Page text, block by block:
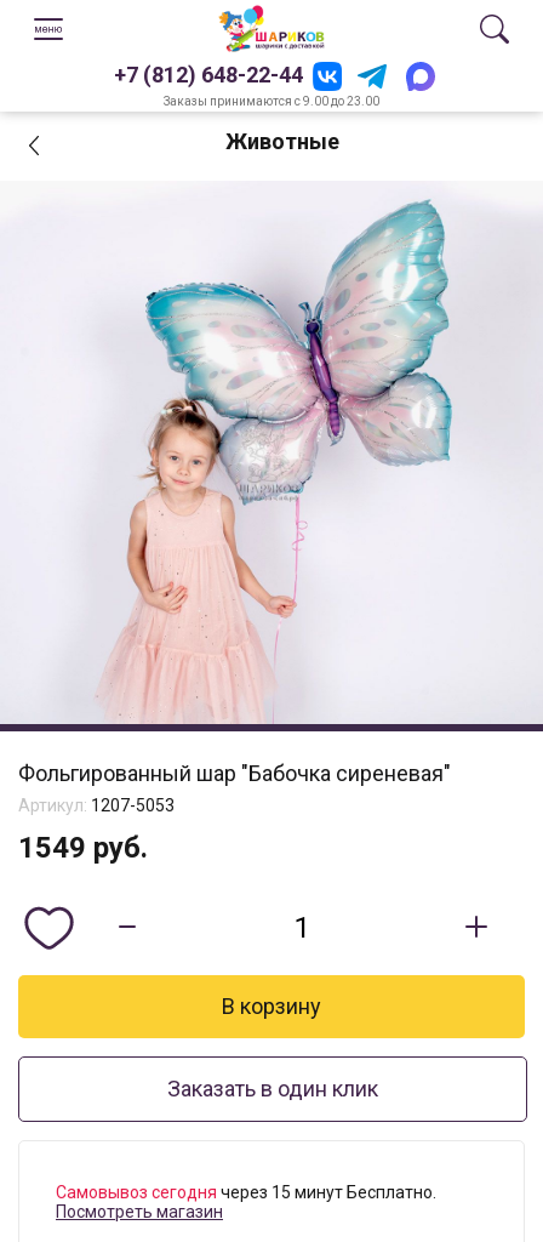
+7 (812) 648-22-44
Заказы принимаются с 9.00 до 23.00
Животные
Фольгированный шар "Бабочка сиреневая"
Артикул: 1207-5053
1549 руб.
Заказать в один клик
Самовывоз сегодня через 15 минут Бесплатно.
Посмотреть магазин